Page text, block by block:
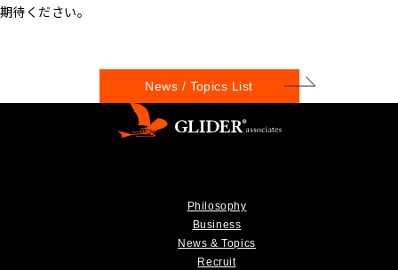
期待ください。
News / Topics List
Philosophy
Business
News & Topics
Recruit